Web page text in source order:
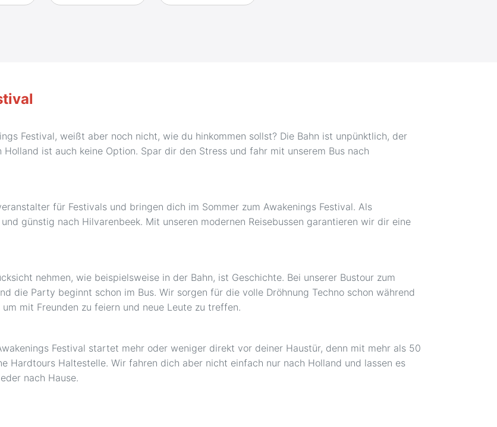
Festival, weißt aber noch nicht, wie du hinkommen sollst? Die Bahn ist unpünktlich, der
ist auch keine Option. Spar dir den Stress und fahr mit unserem Bus nach
für Festivals und bringen dich im Sommer zum Awakenings Festival. Als
günstig nach Hilvarenbeek. Mit unseren modernen Reisebussen garantieren wir dir eine
nehmen, wie beispielsweise in der Bahn, ist Geschichte. Bei unserer Bustour zum
die Party beginnt schon im Bus. Wir sorgen für die volle Dröhnung Techno schon während
mit Freunden zu feiern und neue Leute zu treffen.
Festival startet mehr oder weniger direkt vor deiner Haustür, denn mit mehr als 50
Hardtours Haltestelle. Wir fahren dich aber nicht einfach nur nach Holland und lassen es
nach Hause.